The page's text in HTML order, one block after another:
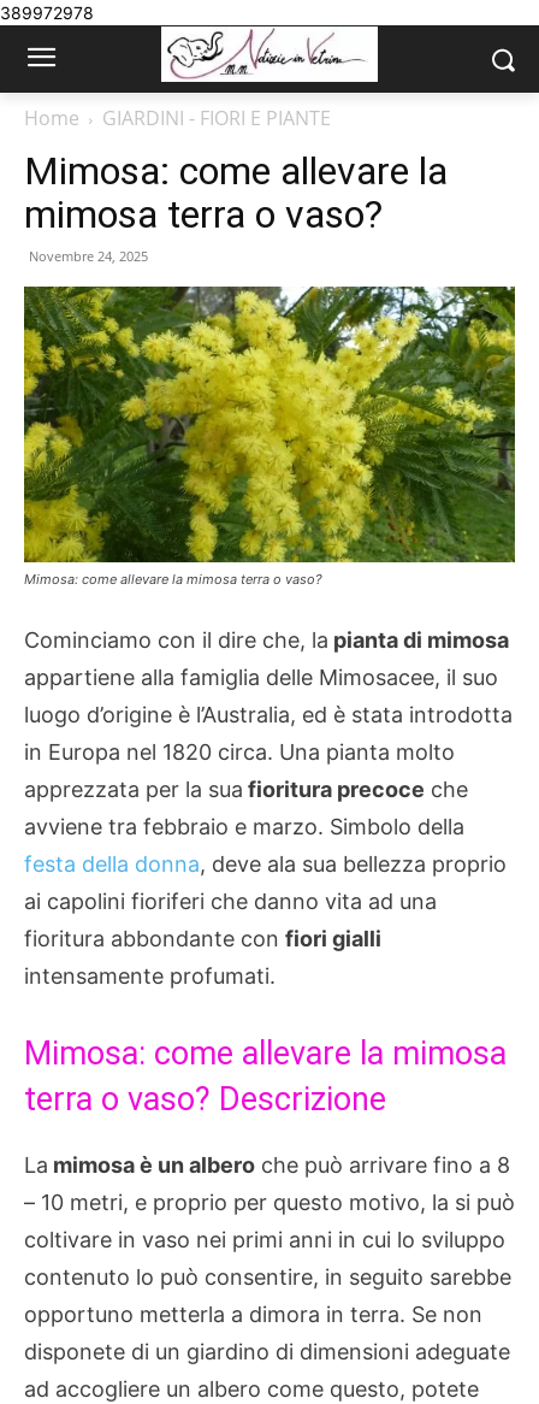
389972978
Home GIARDINI - FIORI E PIANTE
Mimosa: come allevare la
mimosa terra o vaso?
Novembre 24, 2025
Mimosa: come allevare la mimosa terra o vaso?
Cominciamo con il dire che, la pianta di mimosa
appartiene alla famiglia delle Mimosacee, il suo
luogo d’origine è l’Australia, ed è stata introdotta
in Europa nel 1820 circa. Una pianta molto
apprezzata per la sua fioritura precoce che
avviene tra febbraio e marzo. Simbolo della
festa della donna, deve ala sua bellezza proprio
ai capolini fioriferi che danno vita ad una
fioritura abbondante con fiori gialli
intensamente profumati.
Mimosa: come allevare la mimosa
terra o vaso? Descrizione
La mimosa è un albero che può arrivare fino a 8
– 10 metri, e proprio per questo motivo, la si può
coltivare in vaso nei primi anni in cui lo sviluppo
contenuto lo può consentire, in seguito sarebbe
opportuno metterla a dimora in terra. Se non
disponete di un giardino di dimensioni adeguate
ad accogliere un albero come questo, potete